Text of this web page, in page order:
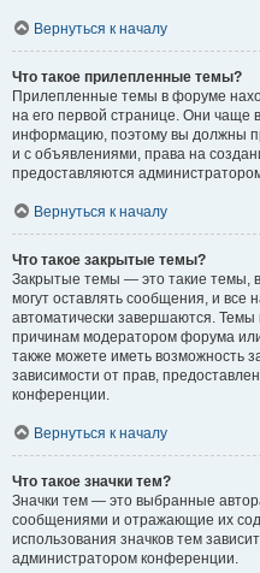
Вернуться к началу
Что такое прилепленные темы?
Прилепленные темы в форуме
на его первой странице. Они чаще
информацию, поэтому вы должны
и с объявлениями, права на
предоставляются
Вернуться к началу
Что такое закрытые темы?
Закрытые темы — это такие темы,
могут оставлять сообщения, и все
автоматически завершаются.
причинам модератором форума
также можете иметь возможность
зависимости от прав,
конференции.
Вернуться к началу
Что такое значки тем?
Значки тем — это выбранные
сообщениями и отражающие их
использования значков тем
администратором конференции.